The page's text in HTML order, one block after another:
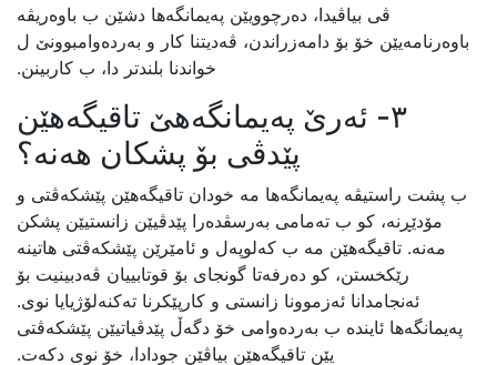
ڤی بیاڤیدا، دەرچوویێن پەیمانگەها دشێن ب باوەریڤە
باوەرنامەیێن خۆ بۆ دامەزراندن، ڤەدیتنا کار و بەردەوامبوونێ ل
خواندنا بلندتر دا، ب کاربینن.
٣- ئەرێ پەیمانگەهێ تاقیگەهێن
پێدڤی بۆ پشکان هەنە؟
ب پشت راستیڤە پەیمانگەها مە خودان تاقیگەهێن پێشکەڤتی و
مۆدێڕنە، کو ب تەمامی بەرسڤدەرا پێدڤیێن زانستیێن پشکن
مەنە. تاقیگەهێن مە ب کەلوپەل و ئامێرێن پێشکەڤتی هاتینە
رێکخستن، کو دەرفەتا گونجای بۆ قوتابییان ڤەدبینیت بۆ
ئەنجامدانا ئەزموونا زانستی و کارپێکرنا تەکنەلۆژیایا نوی.
پەیمانگەها ئایندە ب بەردەوامى خۆ دگەڵ پێدڤیاتیێن پێشکەڤتی
یێن تاقیگەهێن بیاڤێن جودادا، خۆ نوی دکەت.